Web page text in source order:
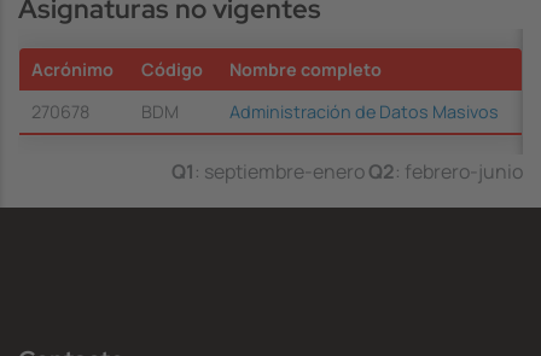
Asignaturas no vigentes
Acrónimo Código
Nombre completo
270678
BDM Administración de Datos Masivos
Q1: septiembre-eneroQ2: febrero-junio